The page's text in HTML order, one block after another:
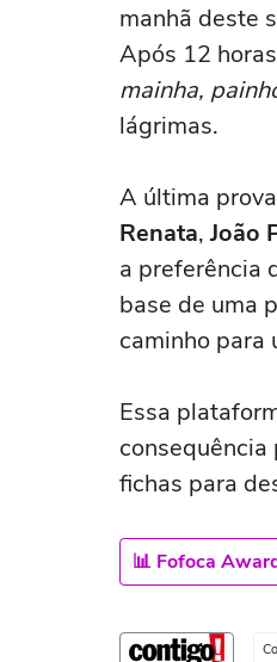
manhã deste
Após 12
mainha,
lágrimas.
A última
Renata, João
a preferência
base de uma
caminho para
Essa
fichas para
📊 Fofoca